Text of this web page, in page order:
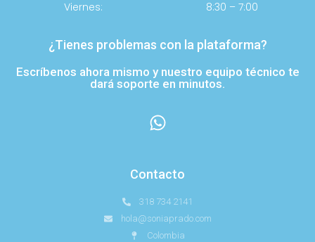
Viernes:
8:30 – 7:00
¿Tienes problemas con la plataforma?
Escríbenos ahora mismo y nuestro equipo técnico te
dará soporte en minutos.
Contacto
318 734 2141
hola@soniaprado.com
Colombia